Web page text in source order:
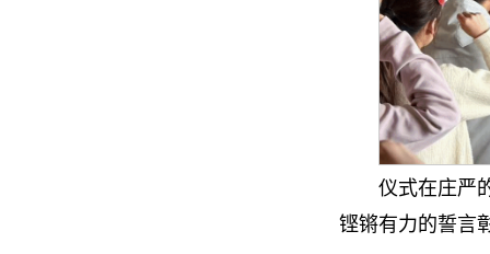
仪式在庄严
铿锵有力的誓言